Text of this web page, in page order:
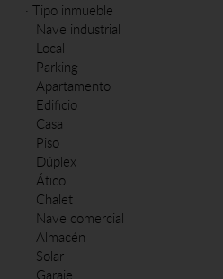
·Tipo inmueble
Nave industrial
Local
Parking
Apartamento
Edificio
Casa
Piso
Dúplex
Ático
Chalet
Nave comercial
Almacén
Solar
Garaje